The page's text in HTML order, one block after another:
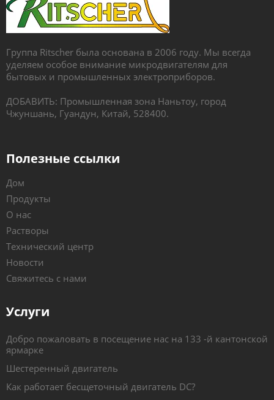
Группа Ritscher была основана в 2006 году. Мы всегда
уделяем особое внимание микродвигателям для
бытовых и промышленных электроприборов.
ДОБАВИТЬ: Промышленная зона Наньтоу, город
Чжуншань, Гуандун, Китай, 528400.
Полезные ссылки
Дом
Продукты
О нас
Растворы
Технический центр
Новости
Свяжитесь с нами
Услуги
Добро пожаловать в посещение нас на 133 -й кантонской
ярмарке
Шестеренный двигатель
Как работает бесщеточный двигатель DC?